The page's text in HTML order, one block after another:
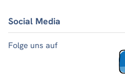
Social Media
Folge uns auf